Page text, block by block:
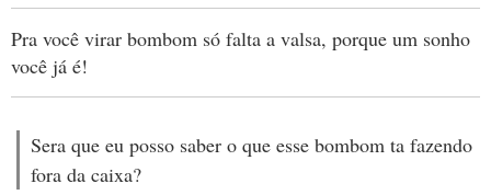
Pra você virar bombom só falta a valsa, porque um sonho
você já é!
Sera que eu posso saber o que esse bombom ta fazendo
fora da caixa?